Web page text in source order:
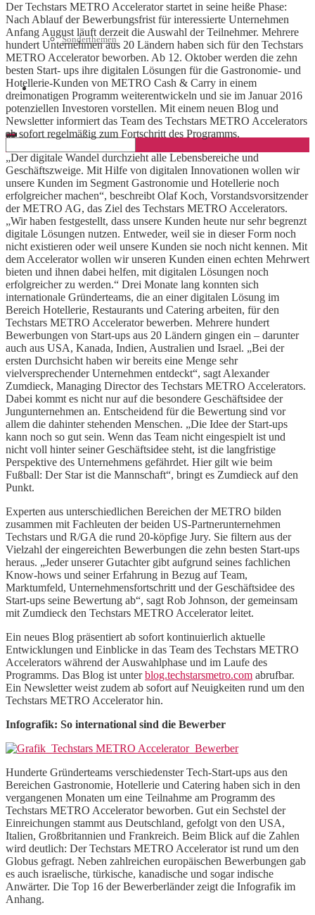
Sonderthemen
Geschäftskonto eröffnen
Der Techstars METRO Accelerator startet in seine heiße Phase:
Nach Ablauf der Bewerbungsfrist für interessierte Unternehmen
Anfang August läuft derzeit die Auswahl der Teilnehmer. Mehrere
hundert Unternehmen aus 20 Ländern haben sich für den Techstars
METRO Accelerator beworben. Ab 12. Oktober werden die zehn
besten Start- ups ihre digitalen Lösungen für die Gastronomie- und
Hotellerie-Kunden von METRO Cash & Carry in einem
dreimonatigen Programm weiterentwickeln und sie im Januar 2016
potenziellen Investoren vorstellen. Mit einem neuen Blog und
Newsletter informiert das Team des Techstars METRO Accelerators
ab sofort regelmäßig zum Fortschritt des Programms.
„Der digitale Wandel durchzieht alle Lebensbereiche und
Geschäftszweige. Mit Hilfe von digitalen Innovationen wollen wir
unsere Kunden im Segment Gastronomie und Hotellerie noch
erfolgreicher machen“, beschreibt Olaf Koch, Vorstandsvorsitzender
der METRO AG, das Ziel des Techstars METRO Accelerators.
„Wir haben festgestellt, dass unsere Kunden heute nur sehr begrenzt
digitale Lösungen nutzen. Entweder, weil sie in dieser Form noch
nicht existieren oder weil unsere Kunden sie noch nicht kennen. Mit
dem Accelerator wollen wir unseren Kunden einen echten Mehrwert
bieten und ihnen dabei helfen, mit digitalen Lösungen noch
erfolgreicher zu werden.“ Drei Monate lang konnten sich
internationale Gründerteams, die an einer digitalen Lösung im
Bereich Hotellerie, Restaurants und Catering arbeiten, für den
Techstars METRO Accelerator bewerben. Mehrere hundert
Bewerbungen von Start-ups aus 20 Ländern gingen ein – darunter
auch aus USA, Kanada, Indien, Australien und Israel. „Bei der
ersten Durchsicht haben wir bereits eine Menge sehr
vielversprechender Unternehmen entdeckt“, sagt Alexander
Zumdieck, Managing Director des Techstars METRO Accelerators.
Dabei kommt es nicht nur auf die besondere Geschäftsidee der
Jungunternehmen an. Entscheidend für die Bewertung sind vor
allem die dahinter stehenden Menschen. „Die Idee der Start-ups
kann noch so gut sein. Wenn das Team nicht eingespielt ist und
nicht voll hinter seiner Geschäftsidee steht, ist die langfristige
Perspektive des Unternehmens gefährdet. Hier gilt wie beim
Fußball: Der Star ist die Mannschaft“, bringt es Zumdieck auf den
Punkt.
Experten aus unterschiedlichen Bereichen der METRO bilden
zusammen mit Fachleuten der beiden US-Partnerunternehmen
Techstars und R/GA die rund 20-köpfige Jury. Sie filtern aus der
Vielzahl der eingereichten Bewerbungen die zehn besten Start-ups
heraus. „Jeder unserer Gutachter gibt aufgrund seines fachlichen
Know-hows und seiner Erfahrung in Bezug auf Team,
Marktumfeld, Unternehmensfortschritt und der Geschäftsidee des
Start-ups seine Bewertung ab“, sagt Rob Johnson, der gemeinsam
mit Zumdieck den Techstars METRO Accelerator leitet.
Ein neues Blog präsentiert ab sofort kontinuierlich aktuelle
Entwicklungen und Einblicke in das Team des Techstars METRO
Accelerators während der Auswahlphase und im Laufe des
Programms. Das Blog ist unterblog.techstarsmetro.com abrufbar.
Ein Newsletter weist zudem ab sofort auf Neuigkeiten rund um den
Techstars METRO Accelerator hin.
Infografik: So international sind die Bewerber
Hunderte Gründerteams verschiedenster Tech-Start-ups aus den
Bereichen Gastronomie, Hotellerie und Catering haben sich in den
vergangenen Monaten um eine Teilnahme am Programm des
Techstars METRO Accelerator beworben. Gut ein Sechstel der
Einreichungen stammt aus Deutschland, gefolgt von den USA,
Italien, Großbritannien und Frankreich. Beim Blick auf die Zahlen
wird deutlich: Der Techstars METRO Accelerator ist rund um den
Globus gefragt. Neben zahlreichen europäischen Bewerbungen gab
es auch israelische, türkische, kanadische und sogar indische
Anwärter. Die Top 16 der Bewerberländer zeigt die Infografik im
Anhang.